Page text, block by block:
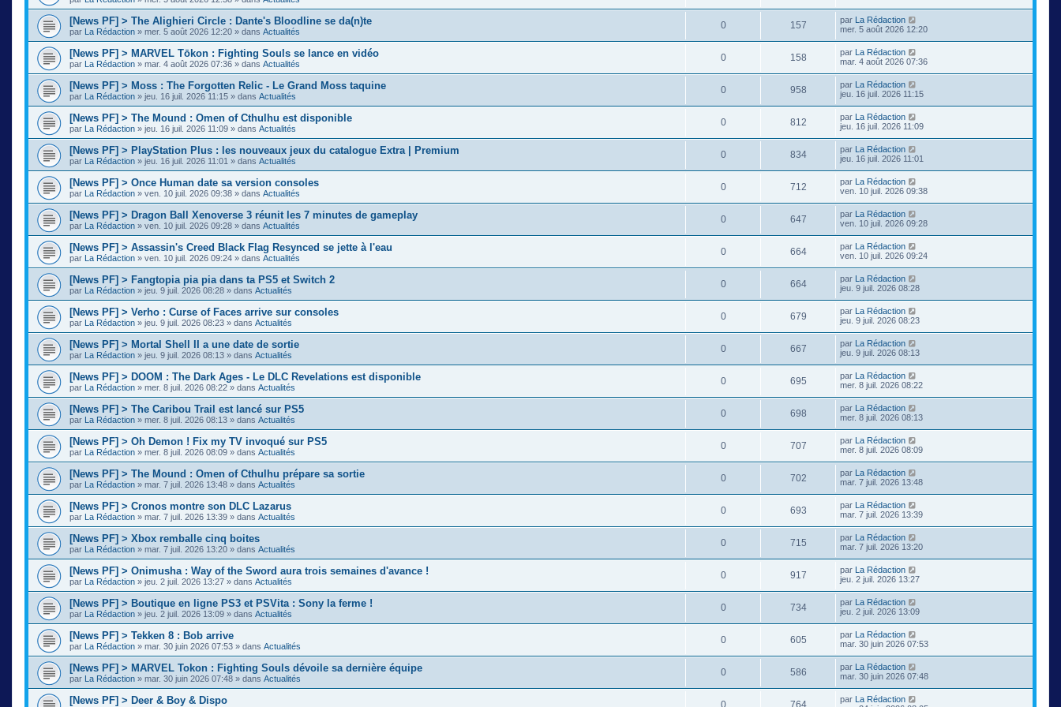
[News PF] > The Alighieri Circle : Dante's Bloodline se da(n)te
par La Rédaction » mer. 5 août 2026 12:20 » dans Actualités
0 157 par La Rédaction
mer. 5 août 2026 12:20
[News PF] > MARVEL Tōkon : Fighting Souls se lance en vidéo
par La Rédaction » mar. 4 août 2026 07:36 » dans Actualités
0 158 par La Rédaction
mar. 4 août 2026 07:36
[News PF] > Moss : The Forgotten Relic - Le Grand Moss taquine
par La Rédaction » jeu. 16 juil. 2026 11:15 » dans Actualités
0 958 par La Rédaction
jeu. 16 juil. 2026 11:15
[News PF] > The Mound : Omen of Cthulhu est disponible
par La Rédaction » jeu. 16 juil. 2026 11:09 » dans Actualités
0 812 par La Rédaction
jeu. 16 juil. 2026 11:09
[News PF] > PlayStation Plus : les nouveaux jeux du catalogue Extra | Premium
par La Rédaction » jeu. 16 juil. 2026 11:01 » dans Actualités
0 834 par La Rédaction
jeu. 16 juil. 2026 11:01
[News PF] > Once Human date sa version consoles
par La Rédaction » ven. 10 juil. 2026 09:38 » dans Actualités
0 712 par La Rédaction
ven. 10 juil. 2026 09:38
[News PF] > Dragon Ball Xenoverse 3 réunit les 7 minutes de gameplay
par La Rédaction » ven. 10 juil. 2026 09:28 » dans Actualités
0 647 par La Rédaction
ven. 10 juil. 2026 09:28
[News PF] > Assassin's Creed Black Flag Resynced se jette à l'eau
par La Rédaction » ven. 10 juil. 2026 09:24 » dans Actualités
0 664 par La Rédaction
ven. 10 juil. 2026 09:24
[News PF] > Fangtopia pia pia dans ta PS5 et Switch 2
par La Rédaction » jeu. 9 juil. 2026 08:28 » dans Actualités
0 664 par La Rédaction
jeu. 9 juil. 2026 08:28
[News PF] > Verho : Curse of Faces arrive sur consoles
par La Rédaction » jeu. 9 juil. 2026 08:23 » dans Actualités
0 679 par La Rédaction
jeu. 9 juil. 2026 08:23
[News PF] > Mortal Shell II a une date de sortie
par La Rédaction » jeu. 9 juil. 2026 08:13 » dans Actualités
0 667 par La Rédaction
jeu. 9 juil. 2026 08:13
[News PF] > DOOM : The Dark Ages - Le DLC Revelations est disponible
par La Rédaction » mer. 8 juil. 2026 08:22 » dans Actualités
0 695 par La Rédaction
mer. 8 juil. 2026 08:22
[News PF] > The Caribou Trail est lancé sur PS5
par La Rédaction » mer. 8 juil. 2026 08:13 » dans Actualités
0 698 par La Rédaction
mer. 8 juil. 2026 08:13
[News PF] > Oh Demon ! Fix my TV invoqué sur PS5
par La Rédaction » mer. 8 juil. 2026 08:09 » dans Actualités
0 707 par La Rédaction
mer. 8 juil. 2026 08:09
[News PF] > The Mound : Omen of Cthulhu prépare sa sortie
par La Rédaction » mar. 7 juil. 2026 13:48 » dans Actualités
0 702 par La Rédaction
mar. 7 juil. 2026 13:48
[News PF] > Cronos montre son DLC Lazarus
par La Rédaction » mar. 7 juil. 2026 13:39 » dans Actualités
0 693 par La Rédaction
mar. 7 juil. 2026 13:39
[News PF] > Xbox remballe cinq boites
par La Rédaction » mar. 7 juil. 2026 13:20 » dans Actualités
0 715 par La Rédaction
mar. 7 juil. 2026 13:20
[News PF] > Onimusha : Way of the Sword aura trois semaines d'avance !
par La Rédaction » jeu. 2 juil. 2026 13:27 » dans Actualités
0 917 par La Rédaction
jeu. 2 juil. 2026 13:27
[News PF] > Boutique en ligne PS3 et PSVita : Sony la ferme !
par La Rédaction » jeu. 2 juil. 2026 13:09 » dans Actualités
0 734 par La Rédaction
jeu. 2 juil. 2026 13:09
[News PF] > Tekken 8 : Bob arrive
par La Rédaction » mar. 30 juin 2026 07:53 » dans Actualités
0 605 par La Rédaction
mar. 30 juin 2026 07:53
[News PF] > MARVEL Tokon : Fighting Souls dévoile sa dernière équipe
par La Rédaction » mar. 30 juin 2026 07:48 » dans Actualités
0 586 par La Rédaction
mar. 30 juin 2026 07:48
[News PF] > Deer & Boy & Dispo 0 764 par La Rédaction